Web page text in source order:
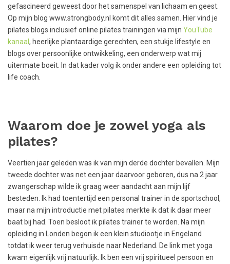
gefascineerd geweest door het samenspel van lichaam en geest.
Op mijn blog www.strongbody.nl komt dit alles samen. Hier vind je
pilates blogs inclusief online pilates trainingen via mijn YouTube
kanaal, heerlijke plantaardige gerechten, een stukje lifestyle en
blogs over persoonlijke ontwikkeling, een onderwerp wat mij
uitermate boeit. In dat kader volg ik onder andere een opleiding tot
life coach.
Waarom doe je zowel yoga als
pilates?
Veertien jaar geleden was ik van mijn derde dochter bevallen. Mijn
tweede dochter was net een jaar daarvoor geboren, dus na 2 jaar
zwangerschap wilde ik graag weer aandacht aan mijn lijf
besteden. Ik had toentertijd een personal trainer in de sportschool,
maar na mijn introductie met pilates merkte ik dat ik daar meer
baat bij had. Toen besloot ik pilates trainer te worden. Na mijn
opleiding in Londen begon ik een klein studiootje in Engeland
totdat ik weer terug verhuisde naar Nederland. De link met yoga
kwam eigenlijk vrij natuurlijk. Ik ben een vrij spiritueel persoon en